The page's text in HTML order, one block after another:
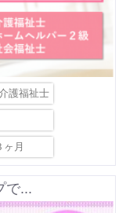
護福祉士
月
で...